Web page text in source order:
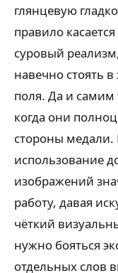
глянцевую
правило
суровый
навечно стоять
поля. Да и самим
когда они
стороны медали.
использование
изображений
работу, давая
чёткий
нужно бояться
отдельных слов